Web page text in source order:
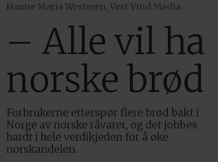
Hanne Maria Westeren, Vest Vind Media
– Alle vil ha
norske brød
Forbrukerne etterspør flere brød bakt i
Norge av norske råvarer, og det jobbes
hardt i hele verdikjeden for å øke
norskandelen.